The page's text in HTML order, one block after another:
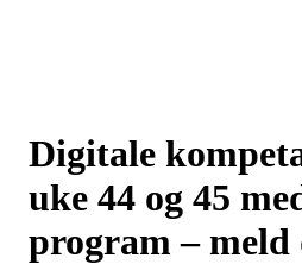
Digitale
uke 44 og 45
program – meld